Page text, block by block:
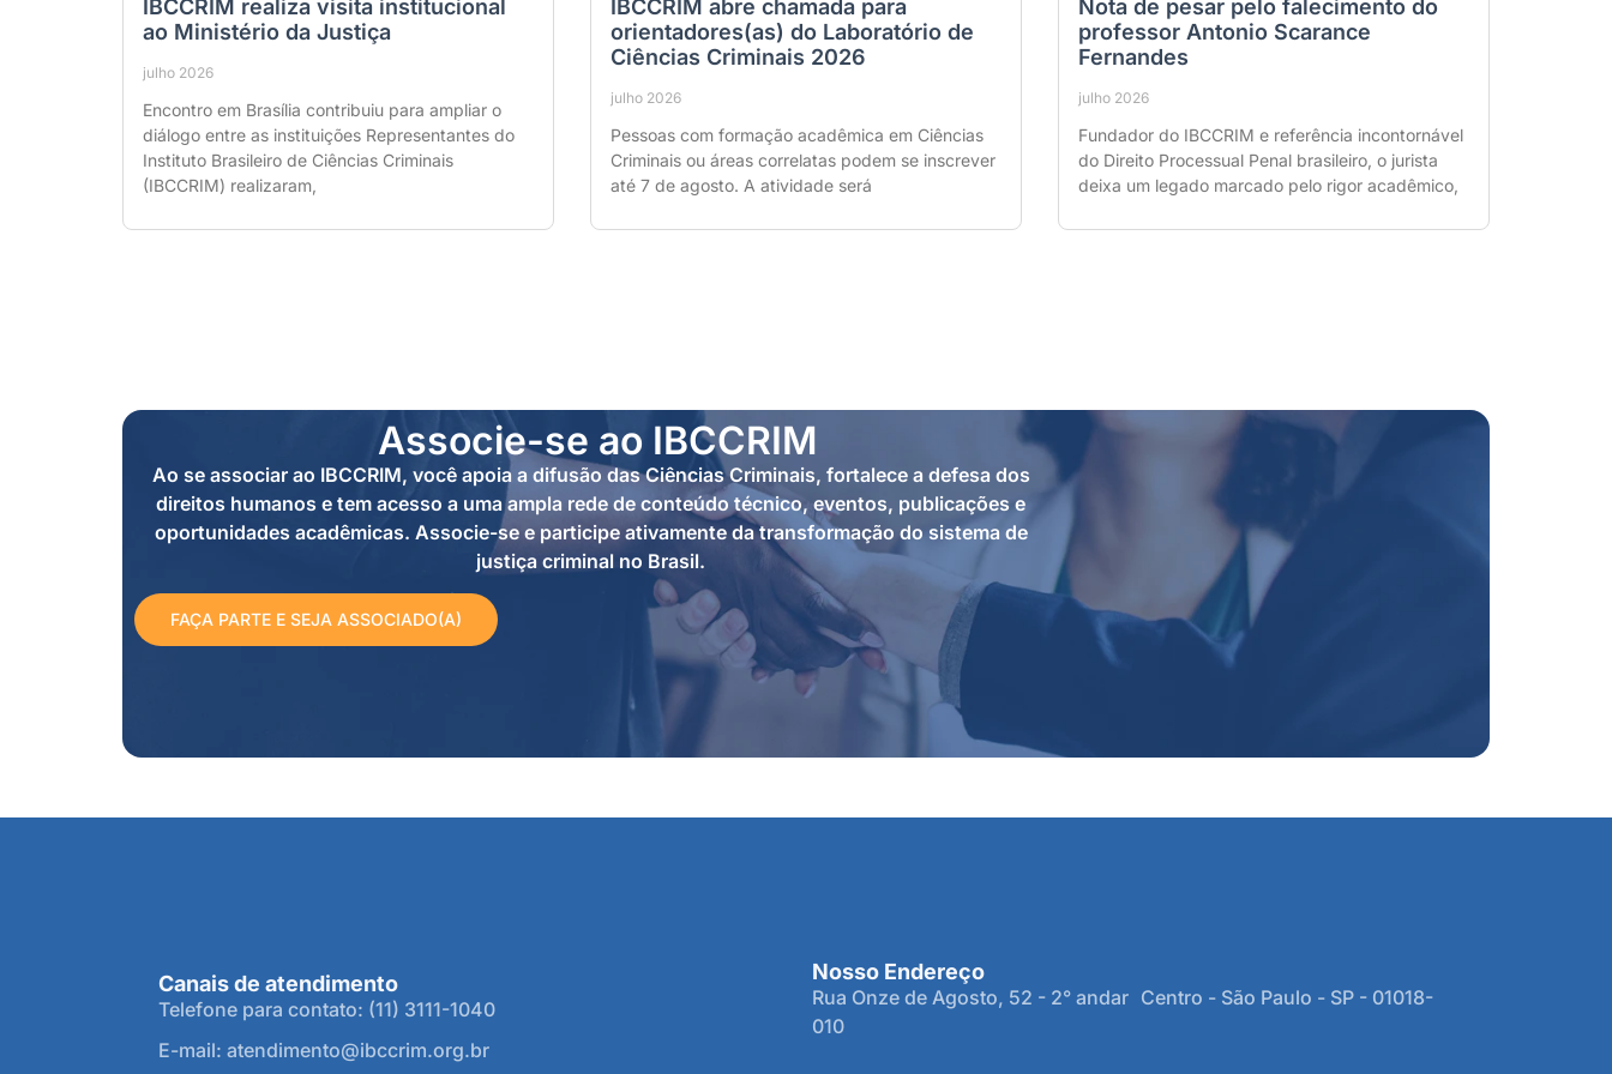
IBCCRIM realiza visita institucional
ao Ministério da Justiça
julho 2026
Encontro em Brasília contribuiu para ampliar o
diálogo entre as instituições Representantes do
Instituto Brasileiro de Ciências Criminais
(IBCCRIM) realizaram,
IBCCRIM abre chamada para
orientadores(as) do Laboratório de
Ciências Criminais 2026
julho 2026
Pessoas com formação acadêmica em Ciências
Criminais ou áreas correlatas podem se inscrever
até 7 de agosto. A atividade será
Nota de pesar pelo falecimento do
professor Antonio Scarance
Fernandes
julho 2026
Fundador do IBCCRIM e referência incontornável
do Direito Processual Penal brasileiro, o jurista
deixa um legado marcado pelo rigor acadêmico,
Associe-se ao IBCCRIM
Ao se associar ao IBCCRIM, você apoia a difusão das Ciências Criminais, fortalece a defesa dos
direitos humanos e tem acesso a uma ampla rede de conteúdo técnico, eventos, publicações e
oportunidades acadêmicas. Associe-se e participe ativamente da transformação do sistema de
justiça criminal no Brasil.
FAÇA PARTE E SEJA ASSOCIADO(A)
Canais de atendimento
Telefone para contato: (11) 3111-1040
E-mail: atendimento@ibccrim.org.br
Nosso Endereço
Rua Onze de Agosto, 52 - 2° andar Centro - São Paulo - SP - 01018-
010